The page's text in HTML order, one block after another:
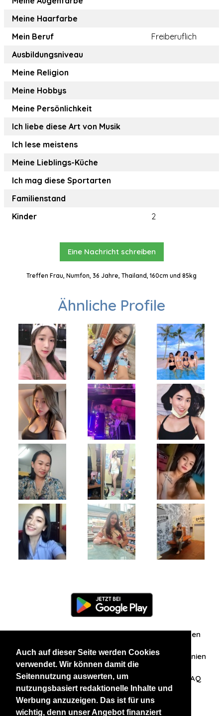
Auch auf dieser Seite werden Cookies
verwendet. Wir können damit die
Seitennutzung auswerten, um
nutzungsbasiert redaktionelle Inhalte und
Werbung anzuzeigen. Das ist für uns
wichtig, denn unser Angebot finanziert
Meine Haarfarbe
Mein Beruf
Freiberuflich
Ausbildungsniveau
Meine Religion
Meine Hobbys
Meine Persönlichkeit
Ich liebe diese Art von Musik
Ich lese meistens
Meine Lieblings-Küche
Ich mag diese Sportarten
Familienstand
Kinder
2
Eine Nachricht schreiben
Treffen Frau, Numfon, 36 Jahre, Thailand, 160cm und 85kg
Ähnliche Profile
Zuschriften/Erfahrungen
Datenschutzerklärung AGB Datenschutzrichtlinien
Nehmen Sie Kontakt mit uns auf FAQ
Unsere anderen Websites